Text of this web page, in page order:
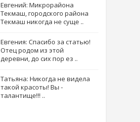
Евгений: Микрорайона
Текмаш, городского района
Текмаш никогда не суще ..
Евгения: Спасибо за статью!
Отец родом из этой
деревни, до сих пор ез ..
Татьяна: Никогда не видела
такой красоты! Вы -
талантище!!! ..